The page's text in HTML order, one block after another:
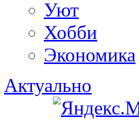
Уют
Хобби
Экономика
Актуально